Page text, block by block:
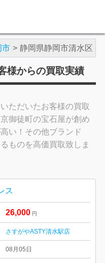
市 静岡県静岡市清水区
様からの買取実績
ただいたお客様の買取
御徒町の宝石屋が創め
い！その他ブランド
ものを高価買取致しま
ス
26,000 円
さすがやASTY清水駅店
08月05日